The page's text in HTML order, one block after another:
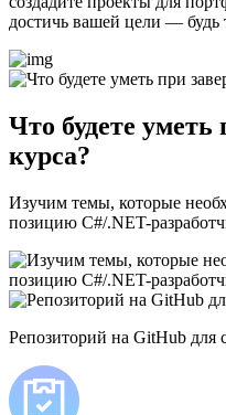
достичь вашей цели — будь
Что будете
курса?
Изучим темы, которые
позицию C#/.NET-
Репозиторий на GitHub для